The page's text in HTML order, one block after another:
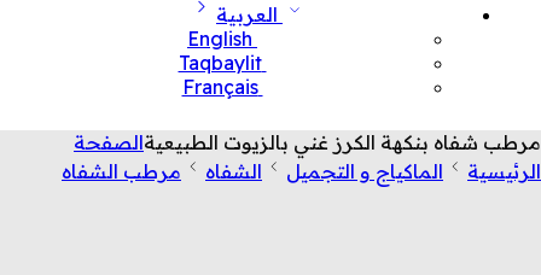
العربية
English
Taqbaylit
Français
مرطب شفاه بنكهة الكرز غني بالزيوت الطبيعيةالصفحة
الرئيسية
الماكياج و التجميل الشفاه مرطب الشفاه